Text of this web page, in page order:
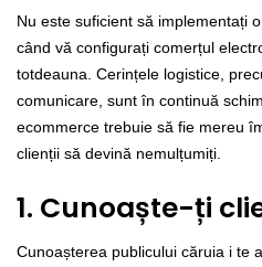
Nu este suficient să implementați
când vă configurați comerțul
totdeauna. Cerințele logistice,
comunicare, sunt în continuă
ecommerce trebuie să fie mereu
clienții să devină nemulțumiți.
1. Cunoaște-ți
Cunoașterea publicului căruia i te